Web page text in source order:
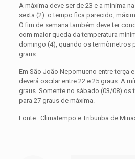
A máxima deve ser de 23 e a mínima
sexta (2) o tempo fica parecido,
O fim de semana também deve ter
com maior queda da temperatura
domingo (4), quando os termômetros
graus.
Em São João Nepomucno entre terça
deverá oscilar entre 22 e 25 graus. A
graus. Somente no sábado (03/08) os
para 27 graus de máxima.
Fonte : Climatempo e Tribunba de